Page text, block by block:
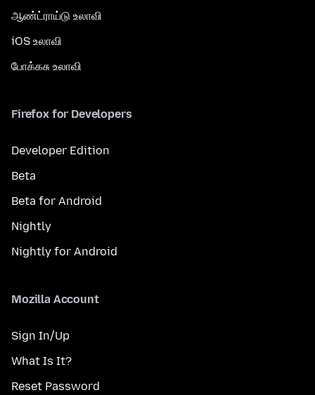
ஆண்ட்ராய்டு உலாவி
iOS உலாவி
போக்கசு உலாவி
Firefox for Developers
Developer Edition
Beta
Beta for Android
Nightly
Nightly for Android
Mozilla Account
Sign In/Up
What Is It?
Reset Password